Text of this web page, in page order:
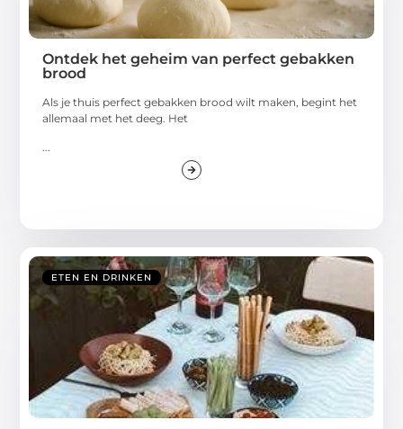
Ontdek het geheim van perfect gebakken
brood
Als je thuis perfect gebakken brood wilt maken, begint het
allemaal met het deeg. Het
...
ETEN EN DRINKEN